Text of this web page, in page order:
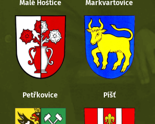
Malé Hoštice Markvartovice
Petřkovice Píšť